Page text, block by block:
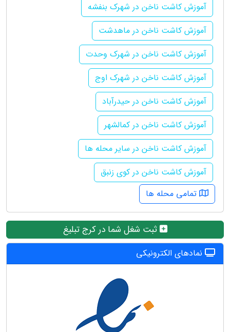
آموزش کاشت ناخن در شهرک بنفشه
آموزش کاشت ناخن در ماهدشت
آموزش کاشت ناخن در شهرک وحدت
آموزش کاشت ناخن در شهرک اوج
آموزش کاشت ناخن در حیدرآباد
آموزش کاشت ناخن در کمالشهر
آموزش کاشت ناخن در سایر محله ها
آموزش کاشت ناخن در کوی زنبق
تمامی محله ها
ثبت شغل شما در کرج تبلیغ
نمادهای الکترونیکی